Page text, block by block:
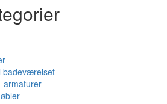
badeværelset
armaturer